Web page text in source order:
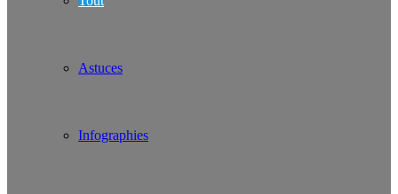
Astuces
Infographies